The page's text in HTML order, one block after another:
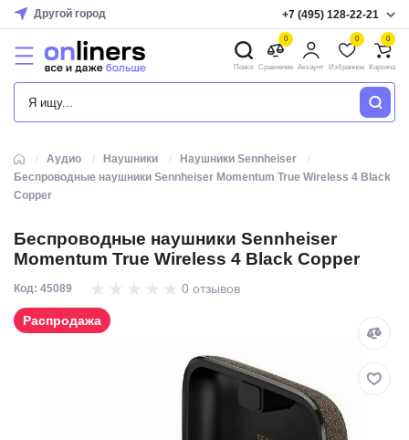
Другой город +7 (495) 128-22-21
КАТАЛОГ
Поиск
0
Сравнение Аккаунт
0
Избранное
0
Корзина
Аудио Наушники
Наушники Sennheiser
Беспроводные наушники Sennheiser Momentum True Wireless 4 Black
Copper
Беспроводные наушники Sennheiser
Momentum True Wireless 4 Black Copper
Код: 45089 0 отзывов
Распродажа